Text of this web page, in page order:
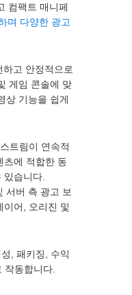
컴팩트 매니페
며 다양한 광고
고 안정적으로
게임 콘솔에 맞
상 기능을 쉽게
트림이 연속적
츠에 적합한 동
습니다.
서버 측 광고 보
어, 오리진 및
, 패키징, 수익
작동합니다.